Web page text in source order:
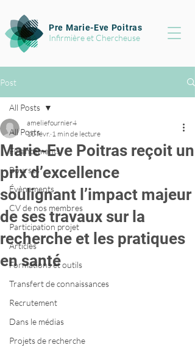
Pre Marie-Eve Poitras
Infirmière et Chercheuse
Post
All Posts
Financements
Bourses
Évènements
CV de nos membres
Participation projet
Articles
Formations et outils
Transfert de connaissances
Recrutement
Dans le médias
Projets de recherche
All Posts
Marie-Eve Poitras reçoit un
prix d’excellence
soulignant l’impact majeur
de ses travaux sur la
recherche et les pratiques
en santé
ameliefournier4
10 févr. 1 min de lecture